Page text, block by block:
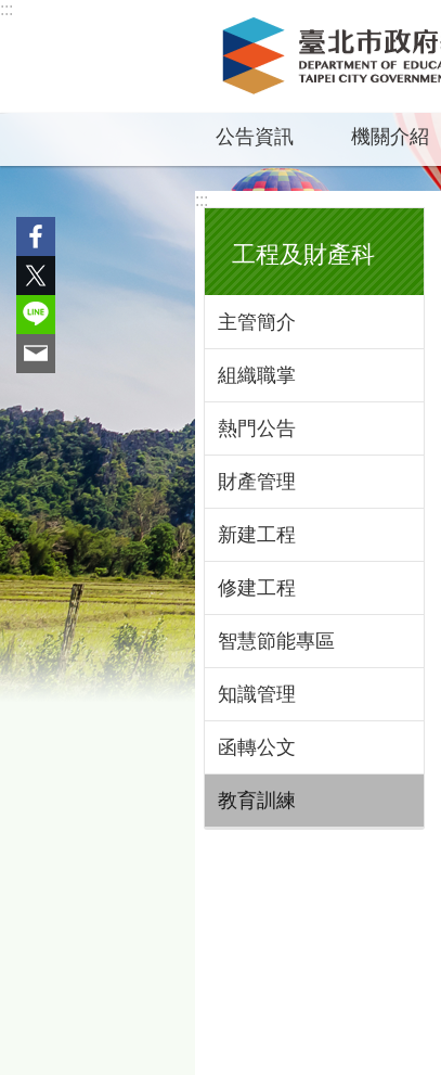
跳到主要內容區塊
:::
公告資訊 機關介紹
:::
工程及財產科
主管簡介
組織職掌
熱門公告
財產管理
新建工程
修建工程
智慧節能專區
知識管理
函轉公文
教育訓練